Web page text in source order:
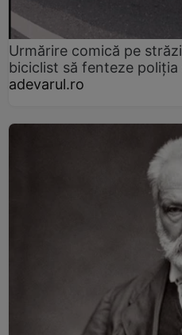
Urmărire comică pe
biciclist să fenteze poliția
adevarul.ro